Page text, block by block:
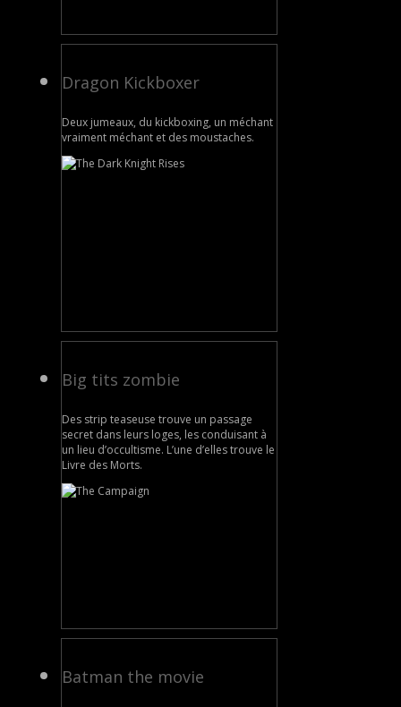
Dragon Kickboxer
Deux jumeaux, du kickboxing, un méchant
vraiment méchant et des moustaches.
Big tits zombie
Des strip teaseuse trouve un passage
secret dans leurs loges, les conduisant à
un lieu d’occultisme. L’une d’elles trouve le
Livre des Morts.
Batman the movie